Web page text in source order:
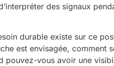
des signaux
durable existe sur ce
est envisagée, comment
pouvez-vous avoir une